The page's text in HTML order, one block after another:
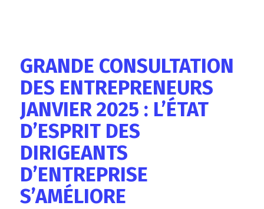
GRANDE CONSULTATION
DES ENTREPRENEURS
JANVIER 2025 : L’ÉTAT
D’ESPRIT DES
DIRIGEANTS
D’ENTREPRISE
S’AMÉLIORE